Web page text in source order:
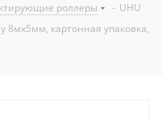
роллеры - UHU
картонная упаковка,